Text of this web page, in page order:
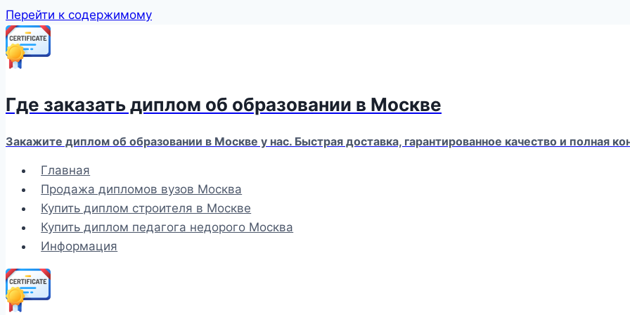
Перейти к содержимому
Где заказать диплом об образовании в Москве
Закажите диплом об образовании в Москве у нас. Быстрая доставка, гарантированное качество и полная
Главная
Продажа дипломов вузов Москва
Купить диплом строителя в Москве
Купить диплом педагога недорого Москва
Информация